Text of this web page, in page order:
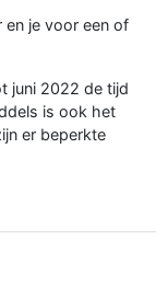
en je voor een of
juni 2022 de tijd
is ook het
er beperkte